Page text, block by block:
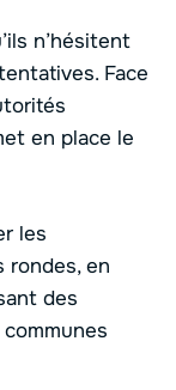
n’hésitent
Face
en place le
les
rondes, en
des